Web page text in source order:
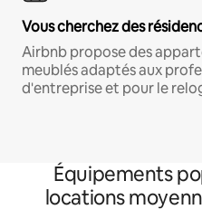
Vous cherchez des
Airbnb propose des
meublés adaptés aux
d'entreprise et pour le
Équipements
locations